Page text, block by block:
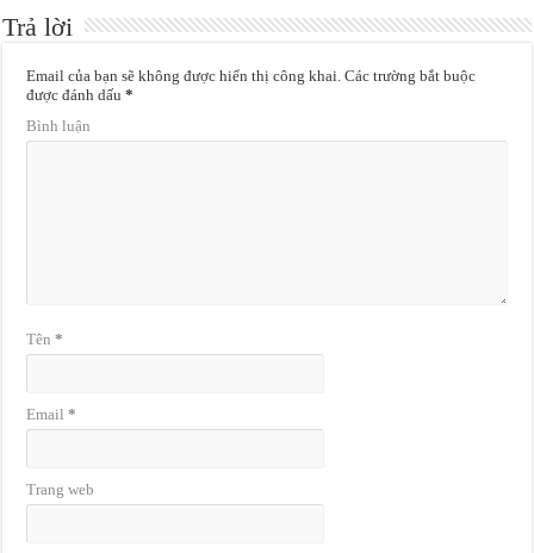
Trả lời
Email của bạn sẽ không được hiển thị công khai. Các trường bắt buộc
được đánh dấu*
Bình luận
Tên*
Email*
Trang web